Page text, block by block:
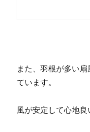
また、羽根が多い
ています。
風が安定して心地良